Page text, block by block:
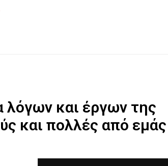
λόγων και έργων της
και πολλές από εμάς